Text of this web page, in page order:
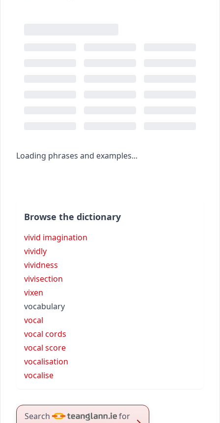
Loading phrases and examples...
Browse the dictionary
vivid imagination
vividly
vividness
vivisection
vixen
vocabulary
vocal
vocal cords
vocal score
vocalisation
vocalise
Search for